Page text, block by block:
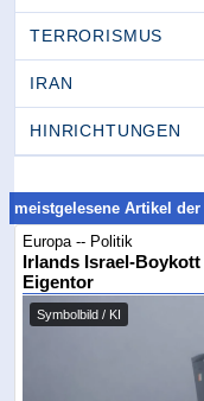
TERRORISMUS
IRAN
HINRICHTUNGEN
meistgelesene Artikel der
Europa -- Politik
Irlands Israel-
Eigentor
Symbolbild / KI